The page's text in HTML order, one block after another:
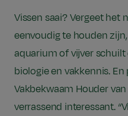
Vissen saai? Vergeet het
eenvoudig te houden
aquarium of vijver
biologie en vakkennis.
Vakbekwaam Houder
verrassend interessant.